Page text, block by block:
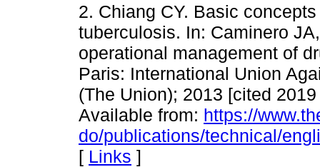
2. Chiang CY. Basic
tuberculosis. In: Caminero
operational management of
Paris: International Union
(The Union); 2013 [cited
Available from: https://
do/publications/technical/
[ Links ]